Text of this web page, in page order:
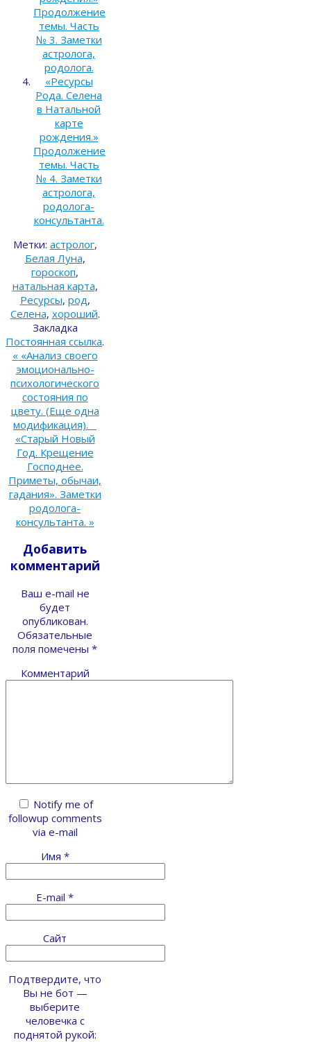
Продолжение
темы. Часть
№ 3. Заметки
астролога,
родолога.
«Ресурсы
Рода. Селена
в Натальной
карте
рождения.»
Продолжение
темы. Часть
№ 4. Заметки
астролога,
родолога-
консультанта.
Метки: астролог,
Белая Луна,
гороскоп,
натальная карта,
Ресурсы, род,
Селена, хороший.
Закладка
Постоянная ссылка.
««Анализ своего
эмоционально-
психологического
состояния по
цвету. (Еще одна
модификация).
«Старый Новый
Год. Крещение
Господнее.
Приметы, обычаи,
гадания». Заметки
родолога-
консультанта. »
Добавить
комментарий
Ваш e-mail не
будет
опубликован.
Обязательные
поля помечены *
Комментарий
Notify me of
followup comments
via e-mail
Имя *
E-mail *
Сайт
Подтвердите, что
Вы не бот —
выберите
человечка с
поднятой рукой: